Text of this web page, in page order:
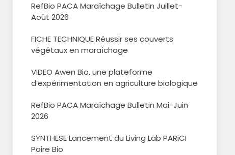
RefBio PACA Maraîchage Bulletin Juillet-
Août 2026
FICHE TECHNIQUE Réussir ses couverts
végétaux en maraîchage
VIDEO Awen Bio, une plateforme
d’expérimentation en agriculture biologique
RefBio PACA Maraîchage Bulletin Mai-Juin
2026
SYNTHESE Lancement du Living Lab PARiCI
Poire Bio